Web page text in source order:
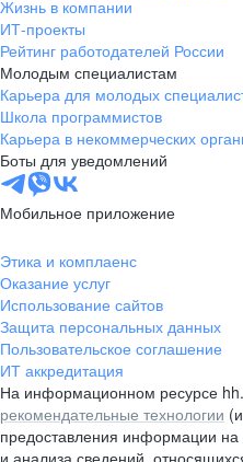
Жизнь в компании
ИТ-проекты
Рейтинг работодателей России
Молодым специалистам
Карьера для молодых
Школа программистов
Карьера в некоммерческих
Боты для уведомлений
Мобильное приложение
Этика и комплаенс
Оказание услуг
Использование сайтов
Защита персональных данных
Пользовательское соглашение
ИТ аккредитация
На информационном ресурсе
рекомендательные технологии
предоставления информации на
и анализа сведений,